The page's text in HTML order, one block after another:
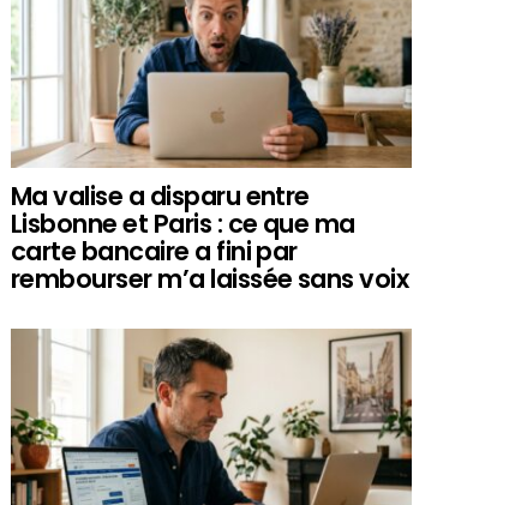
Ma valise a disparu entre
Lisbonne et Paris : ce que ma
carte bancaire a fini par
rembourser m’a laissée sans voix